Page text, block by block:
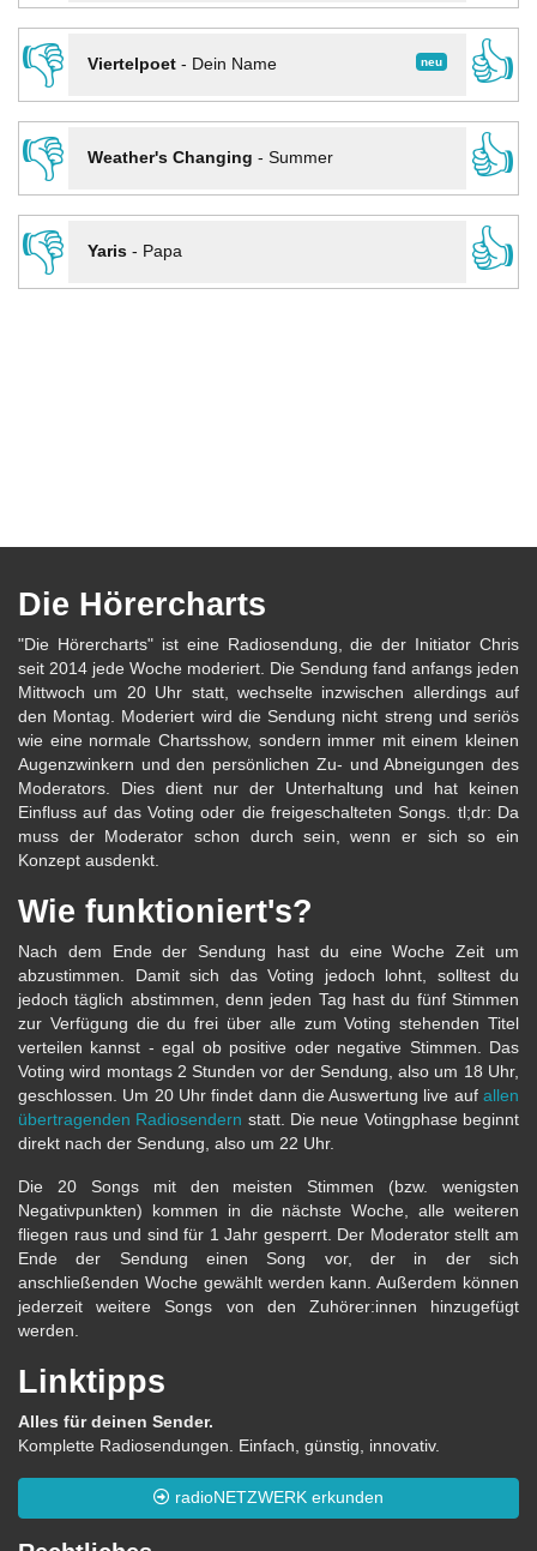
👎
neu
Viertelpoet- Dein Name
👍
👎
Weather's Changing - Summer
👍
👎
Yaris- Papa 👍
Die Hörercharts
"Die Hörercharts" ist eine Radiosendung, die der Initiator Chris
seit 2014 jede Woche moderiert. Die Sendung fand anfangs jeden
Mittwoch um 20 Uhr statt, wechselte inzwischen allerdings auf
den Montag. Moderiert wird die Sendung nicht streng und seriös
wie eine normale Chartsshow, sondern immer mit einem kleinen
Augenzwinkern und den persönlichen Zu- und Abneigungen des
Moderators. Dies dient nur der Unterhaltung und hat keinen
Einfluss auf das Voting oder die freigeschalteten Songs. tl;dr: Da
muss der Moderator schon durch sein, wenn er sich so ein
Konzept ausdenkt.
Wie funktioniert's?
Nach dem Ende der Sendung hast du eine Woche Zeit um
abzustimmen. Damit sich das Voting jedoch lohnt, solltest du
jedoch täglich abstimmen, denn jeden Tag hast du fünf Stimmen
zur Verfügung die du frei über alle zum Voting stehenden Titel
verteilen kannst - egal ob positive oder negative Stimmen. Das
Voting wird montags 2 Stunden vor der Sendung, also um 18 Uhr,
geschlossen. Um 20 Uhr findet dann die Auswertung live auf allen
übertragenden Radiosendern statt. Die neue Votingphase beginnt
direkt nach der Sendung, also um 22 Uhr.
Die 20 Songs mit den meisten Stimmen (bzw. wenigsten
Negativpunkten) kommen in die nächste Woche, alle weiteren
fliegen raus und sind für 1 Jahr gesperrt. Der Moderator stellt am
Ende der Sendung einen Song vor, der in der sich
anschließenden Woche gewählt werden kann. Außerdem können
jederzeit weitere Songs von den Zuhörer:innen hinzugefügt
werden.
Linktipps
Alles für deinen Sender.
Komplette Radiosendungen. Einfach, günstig, innovativ.
radioNETZWERK erkunden